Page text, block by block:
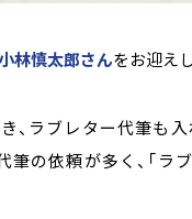
林慎太郎さんをお迎え
、ラブレター代筆も
の依頼が多く、「ラ